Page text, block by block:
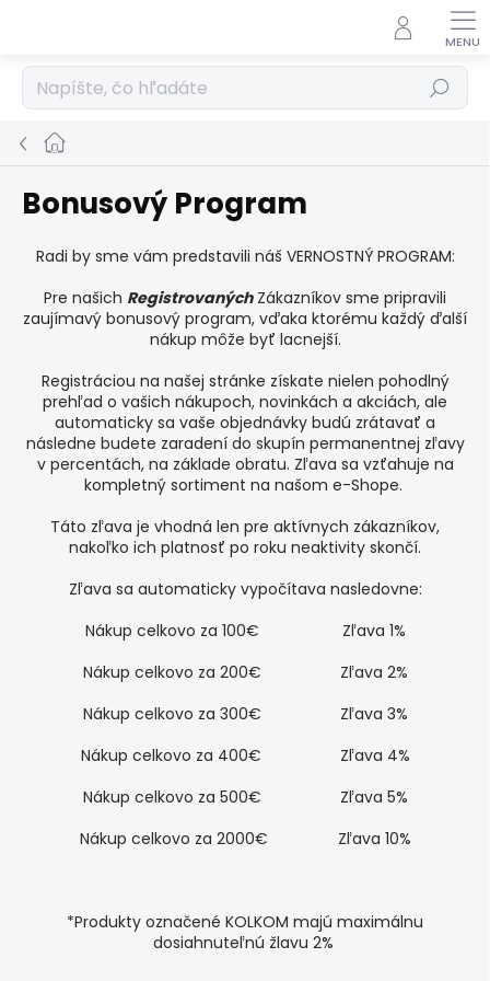
Hľadať
Domov
Bonusový Program
Radi by sme vám predstavili náš VERNOSTNÝ PROGRAM:
Pre našich RegistrovanýchZákazníkov sme pripravili
zaujímavý bonusový program, vďaka ktorému každý ďalší
nákup môže byť lacnejší.
Registráciou na našej stránke získate nielen pohodlný
prehľad o vašich nákupoch, novinkách a akciách, ale
automaticky sa vaše objednávky budú zrátavať a
následne budete zaradení do skupín permanentnej zľavy
v percentách, na základe obratu. Zľava sa vzťahuje na
kompletný sortiment na našom e-Shope.
Táto zľava je vhodná len pre aktívnych zákazníkov,
nakoľko ich platnosť po roku neaktivity skončí.
Zľava sa automaticky vypočítava nasledovne:
Nákup celkovo za 100€ Zľava 1%
Nákup celkovo za 200€ Zľava 2%
Nákup celkovo za 300€ Zľava 3%
Nákup celkovo za 400€ Zľava 4%
Nákup celkovo za 500€ Zľava 5%
Nákup celkovo za 2000€ Zľava 10%
*Produkty označené KOLKOM majú maximálnu
dosiahnuteľnú žlavu 2%